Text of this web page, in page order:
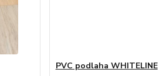
PVC podlaha WHITELINE